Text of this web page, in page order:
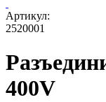
Артикул:
2520001
400V